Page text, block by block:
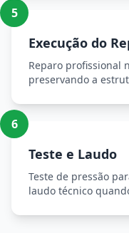
5
Execução do
Reparo profissional
preservando a
6
Teste e Laudo
Teste de pressão
laudo técnico